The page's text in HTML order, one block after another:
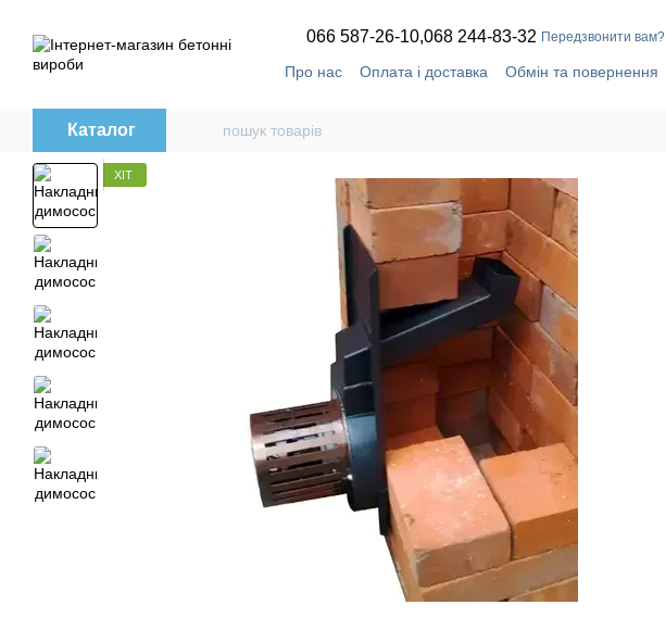
066 587-26-10,068 244-83-32 Передзвонити вам?
Про нас Оплата і доставка Обмін та повернення
Каталог
ХІТ